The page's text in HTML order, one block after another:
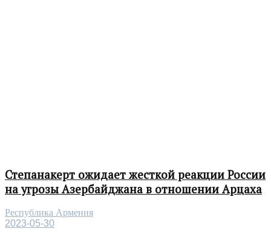
Степанакерт ожидает жесткой реакции России
на угрозы Азербайджана в отношении Арцаха
Республика Армения
2023-05-30